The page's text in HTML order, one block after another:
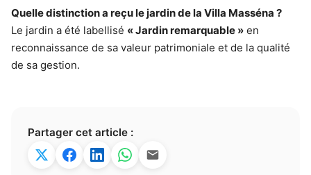
Quelle distinction a reçu le jardin de la Villa Masséna ?
Le jardin a été labellisé « Jardin remarquable » en
reconnaissance de sa valeur patrimoniale et de la qualité
de sa gestion.
Partager cet article :